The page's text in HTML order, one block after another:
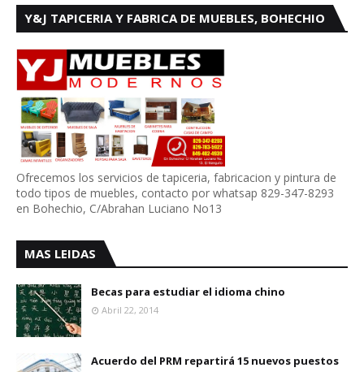
Y&J TAPICERIA Y FABRICA DE MUEBLES, BOHECHIO
Ofrecemos los servicios de tapiceria, fabricacion y pintura de
todo tipos de muebles, contacto por whatsap 829-347-8293
en Bohechio, C/Abrahan Luciano No13
MAS LEIDAS
Becas para estudiar el idioma chino
Abril 22, 2014
Acuerdo del PRM repartirá 15 nuevos puestos